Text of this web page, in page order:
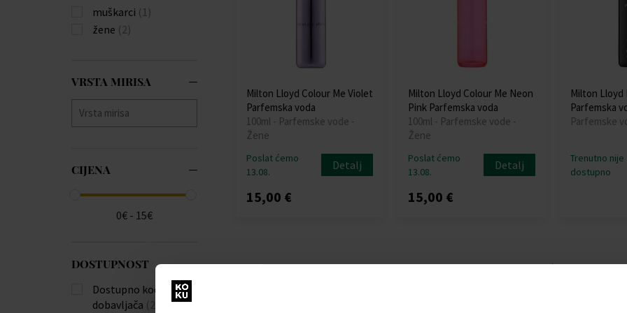
muškarci (1)
žene (2)
VRSTA MIRISA
CIJENA
0€ - 15€
DOSTUPNOST
Dostupno kod
dobavljača (2)
Milton Lloyd Colour Me Violet
Parfemska voda
100ml - Parfemske vode -
Žene
Poslat ćemo
13.08.
Detalj
15,00 €
Milton Lloyd Colour Me Neon
Pink Parfemska voda
100ml - Parfemske vode -
Žene
Poslat ćemo
13.08.
Detalj
15,00 €
Milton Lloyd
Parfemska
Parfemske
Trenutno nije
dostupno
: